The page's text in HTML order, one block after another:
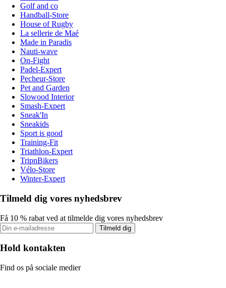
Golf and co
Handball-Store
House of Rugby
La sellerie de Maé
Made in Paradis
Nauti-wave
On-Fight
Padel-Expert
Pecheur-Store
Pet and Garden
Slowood Interior
Smash-Expert
Sneak'In
Sneakids
Sport is good
Training-Fit
Triathlon-Expert
TripnBikers
Vélo-Store
Winter-Expert
Tilmeld dig vores nyhedsbrev
Få 10 % rabat ved at tilmelde dig vores nyhedsbrev
Tilmeld dig
Hold kontakten
Find os på sociale medier